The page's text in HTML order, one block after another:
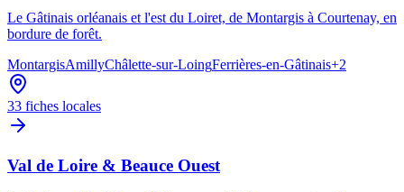
Le Gâtinais orléanais et l'est du Loiret, de Montargis à Courtenay, en
bordure de forêt.
MontargisAmillyChâlette-sur-LoingFerrières-en-Gâtinais+2
33 fiches locales
Val de Loire & Beauce Ouest